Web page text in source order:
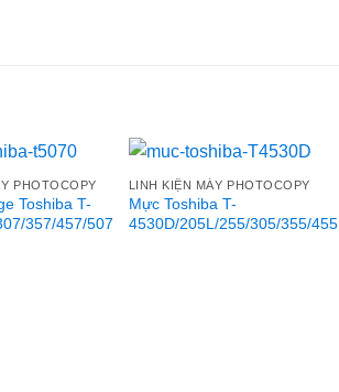
PHOTOCOPY
Toshiba T-
357/457/507
LINH KIỆN MÁY PHOTOCOPY
Mực Toshiba T-
4530D/205L/255/305/355/455